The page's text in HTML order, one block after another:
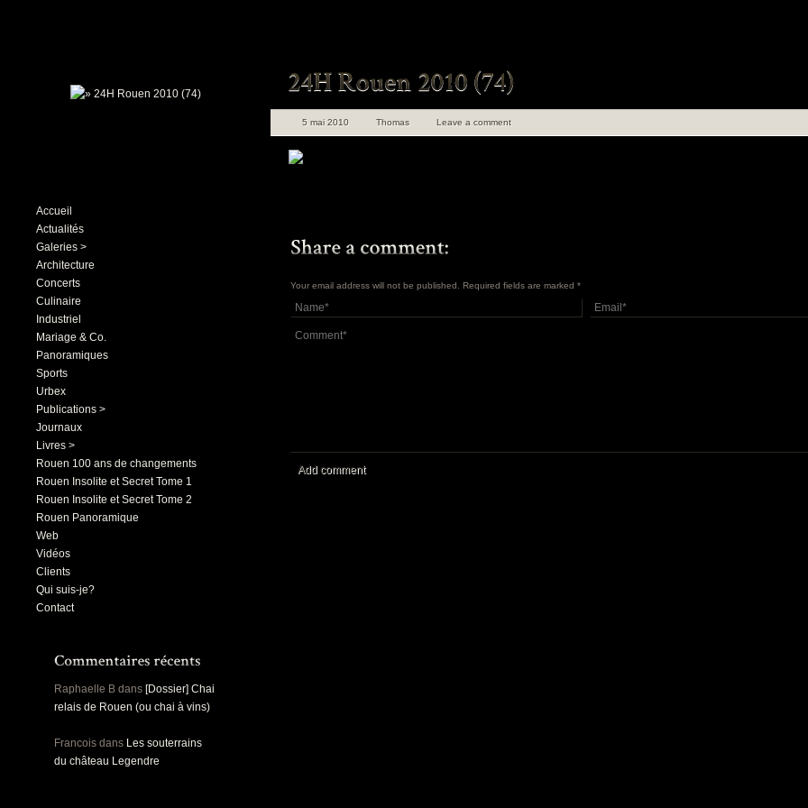
Accueil
Actualités
Galeries >
Architecture
Concerts
Culinaire
Industriel
Mariage & Co.
Panoramiques
Sports
Urbex
Publications >
Journaux
Livres >
Rouen 100 ans de changements
Rouen Insolite et Secret Tome 1
Rouen Insolite et Secret Tome 2
Rouen Panoramique
Web
Vidéos
Clients
Qui suis-je?
Contact
Raphaelle B dans [Dossier] Chai
relais de Rouen (ou chai à vins)
Francois dans Les souterrains
du château Legendre
5 mai 2010 Thomas Leave a comment
Your email address will not be published. Required fields are marked *
Add comment